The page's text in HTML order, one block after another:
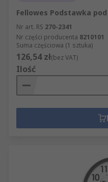
Fellowes Podstawka
Nr art. RS 270-2341
Nr części producenta 8210101
Suma częściowa (1 sztuka)
126,54 zł(bez VAT)
Ilość